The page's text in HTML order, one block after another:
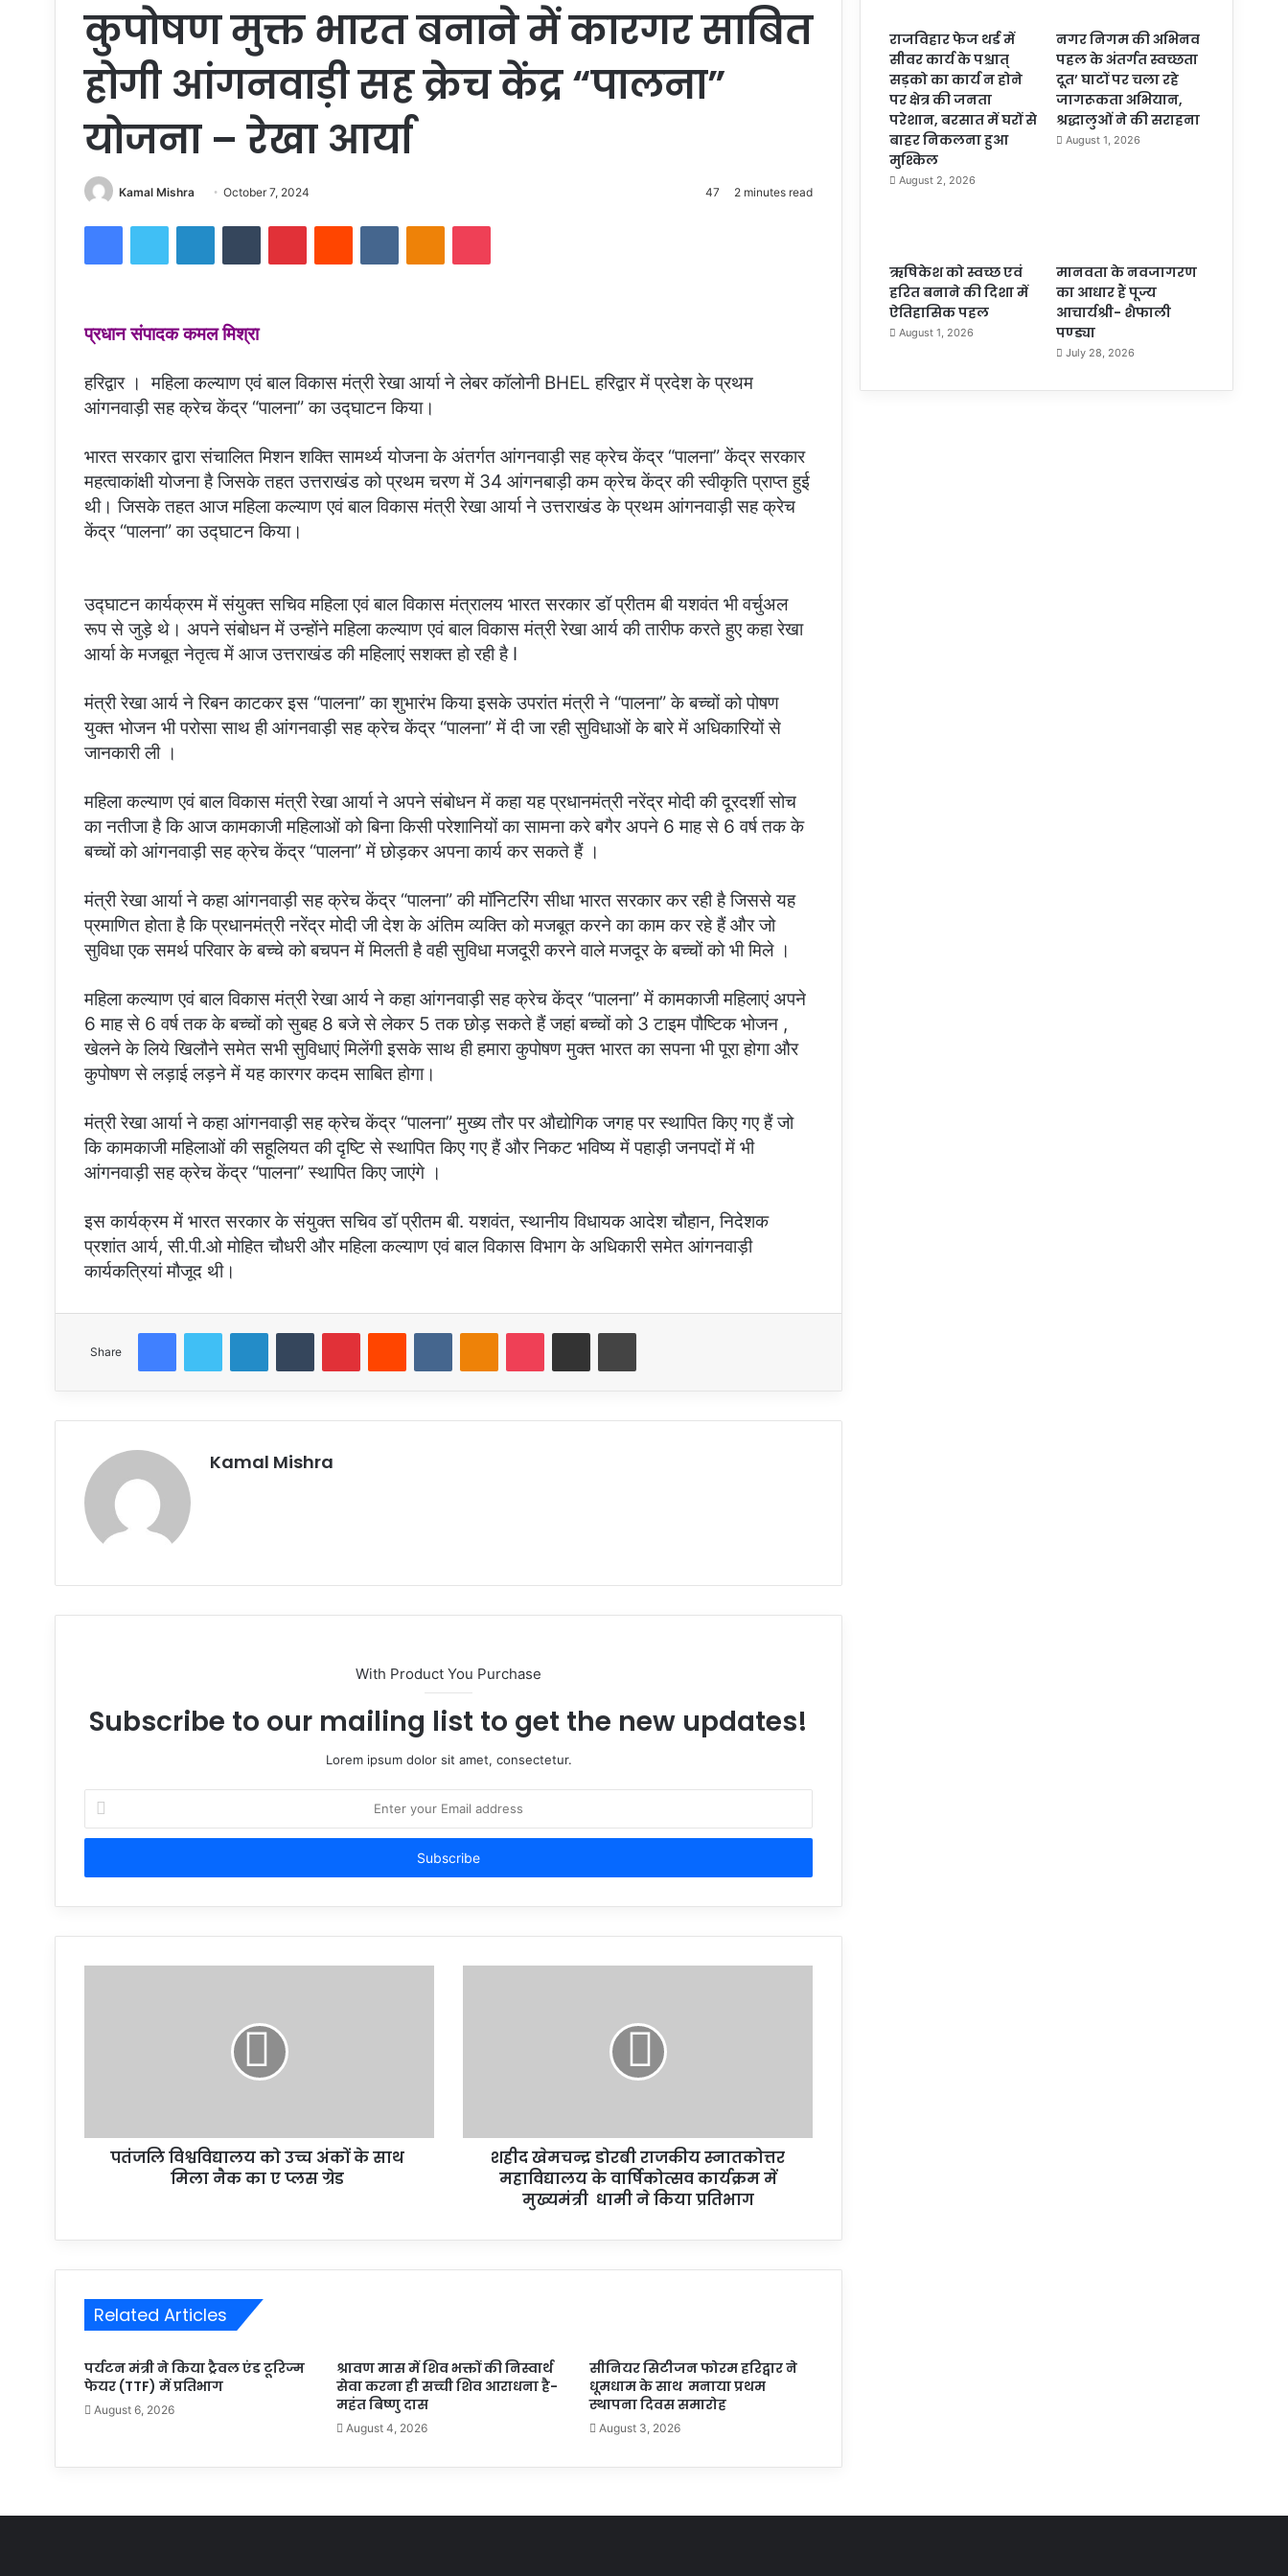
कुपोषण मुक्त भारत बनाने में कारगर साबित
होगी आंगनवाड़ी सह क्रेच केंद्र “पालना”
योजना – रेखा आर्या
Kamal Mishra
SendOctober 7, 2024 47 2 minutes read
FacebookTwitter LinkedInTumblr PinterestReddit VKontakteOdnoklassniki
Pocket
प्रधान संपादक कमल मिश्रा
हरिद्वार । महिला कल्याण एवं बाल विकास मंत्री रेखा आर्या ने लेबर कॉलोनी BHEL हरिद्वार में प्रदेश के प्रथम
आंगनवाड़ी सह क्रेच केंद्र “पालना” का उद्घाटन किया।
भारत सरकार द्वारा संचालित मिशन शक्ति सामर्थ्य योजना के अंतर्गत आंगनवाड़ी सह क्रेच केंद्र “पालना” केंद्र सरकार
महत्वाकांक्षी योजना है जिसके तहत उत्तराखंड को प्रथम चरण में 34 आंगनबाड़ी कम क्रेच केंद्र की स्वीकृति प्राप्त हुई
थी। जिसके तहत आज महिला कल्याण एवं बाल विकास मंत्री रेखा आर्या ने उत्तराखंड के प्रथम आंगनवाड़ी सह क्रेच
केंद्र “पालना” का उद्घाटन किया।
उद्घाटन कार्यक्रम में संयुक्त सचिव महिला एवं बाल विकास मंत्रालय भारत सरकार डॉ प्रीतम बी यशवंत भी वर्चुअल
रूप से जुड़े थे। अपने संबोधन में उन्होंने महिला कल्याण एवं बाल विकास मंत्री रेखा आर्य की तारीफ करते हुए कहा रेखा
आर्या के मजबूत नेतृत्व में आज उत्तराखंड की महिलाएं सशक्त हो रही है I
मंत्री रेखा आर्य ने रिबन काटकर इस “पालना” का शुभारंभ किया इसके उपरांत मंत्री ने “पालना” के बच्चों को पोषण
युक्त भोजन भी परोसा साथ ही आंगनवाड़ी सह क्रेच केंद्र “पालना” में दी जा रही सुविधाओं के बारे में अधिकारियों से
जानकारी ली ।
महिला कल्याण एवं बाल विकास मंत्री रेखा आर्या ने अपने संबोधन में कहा यह प्रधानमंत्री नरेंद्र मोदी की दूरदर्शी सोच
का नतीजा है कि आज कामकाजी महिलाओं को बिना किसी परेशानियों का सामना करे बगैर अपने 6 माह से 6 वर्ष तक के
बच्चों को आंगनवाड़ी सह क्रेच केंद्र “पालना” में छोड़कर अपना कार्य कर सकते हैं ।
मंत्री रेखा आर्या ने कहा आंगनवाड़ी सह क्रेच केंद्र “पालना” की मॉनिटरिंग सीधा भारत सरकार कर रही है जिससे यह
प्रमाणित होता है कि प्रधानमंत्री नरेंद्र मोदी जी देश के अंतिम व्यक्ति को मजबूत करने का काम कर रहे हैं और जो
सुविधा एक समर्थ परिवार के बच्चे को बचपन में मिलती है वही सुविधा मजदूरी करने वाले मजदूर के बच्चों को भी मिले ।
महिला कल्याण एवं बाल विकास मंत्री रेखा आर्य ने कहा आंगनवाड़ी सह क्रेच केंद्र “पालना” में कामकाजी महिलाएं अपने
6 माह से 6 वर्ष तक के बच्चों को सुबह 8 बजे से लेकर 5 तक छोड़ सकते हैं जहां बच्चों को 3 टाइम पौष्टिक भोजन ,
खेलने के लिये खिलौने समेत सभी सुविधाएं मिलेंगी इसके साथ ही हमारा कुपोषण मुक्त भारत का सपना भी पूरा होगा और
कुपोषण से लड़ाई लड़ने में यह कारगर कदम साबित होगा।
मंत्री रेखा आर्या ने कहा आंगनवाड़ी सह क्रेच केंद्र “पालना” मुख्य तौर पर औद्योगिक जगह पर स्थापित किए गए हैं जो
कि कामकाजी महिलाओं की सहूलियत की दृष्टि से स्थापित किए गए हैं और निकट भविष्य में पहाड़ी जनपदों में भी
आंगनवाड़ी सह क्रेच केंद्र “पालना” स्थापित किए जाएंगे ।
इस कार्यक्रम में भारत सरकार के संयुक्त सचिव डॉ प्रीतम बी. यशवंत, स्थानीय विधायक आदेश चौहान, निदेशक
प्रशांत आर्य, सी.पी.ओ मोहित चौधरी और महिला कल्याण एवं बाल विकास विभाग के अधिकारी समेत आंगनवाड़ी
कार्यकत्रियां मौजूद थी।
Share
FacebookTwitter LinkedInTumblr PinterestReddit VKontakteOdnoklassniki
Pocket Share via Email Print
Kamal Mishra
With Product You Purchase
Subscribe to our mailing list to get the new updates!
Lorem ipsum dolor sit amet, consectetur.
your
Email
पतंजलि विश्वविद्यालय को उच्च अंकों के साथ
मिला नैक का ए प्लस ग्रेड
शहीद खेमचन्द्र डोरबी राजकीय स्नातकोत्तर
महाविद्यालय के वार्षिकोत्सव कार्यक्रम में
मुख्यमंत्री धामी ने किया प्रतिभाग
Related Articles
पर्यटन मंत्री ने किया ट्रैवल एंड टूरिज्म
फेयर (TTF) में प्रतिभाग
August 6, 2026
श्रावण मास में शिव भक्तों की निस्वार्थ
सेवा करना ही सच्ची शिव आराधना है-
महंत बिष्णु दास
August 4, 2026
सीनियर सिटीजन फोरम हरिद्वार ने
धूमधाम के साथ मनाया प्रथम
स्थापना दिवस समारोह
August 3, 2026
राजविहार फेज थर्ड में
सीवर कार्य के पश्चात्
सड़को का कार्य न होने
पर क्षेत्र की जनता
परेशान, बरसात में घरों से
बाहर निकलना हुआ
मुश्किल
August 2, 2026
नगर निगम की अभिनव
पहल के अंतर्गत स्वच्छता
दूत’ घाटों पर चला रहे
जागरूकता अभियान,
श्रद्धालुओं ने की सराहना
August 1, 2026
ऋषिकेश को स्वच्छ एवं
हरित बनाने की दिशा में
ऐतिहासिक पहल
August 1, 2026
मानवता के नवजागरण
का आधार हैं पूज्य
आचार्यश्री- शैफाली
पण्ड्या
July 28, 2026